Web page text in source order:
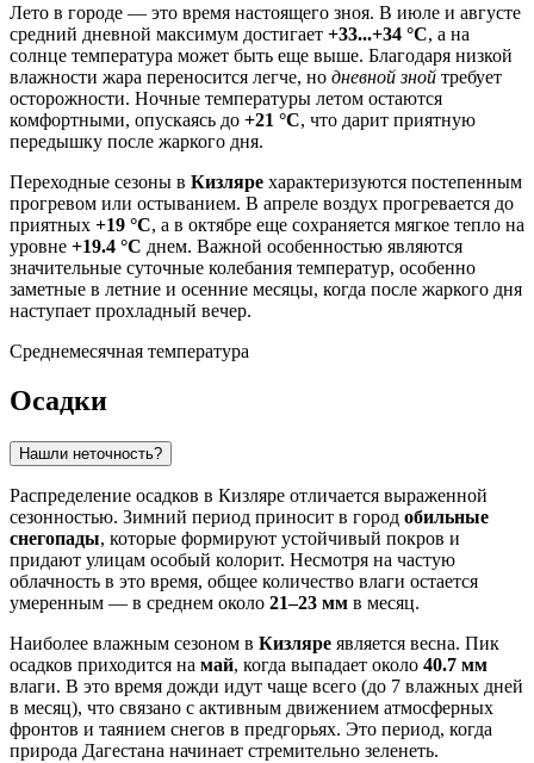
Лето в городе — это время настоящего зноя. В июле и августе
средний дневной максимум достигает +33...+34 °C, а на
солнце температура может быть еще выше. Благодаря низкой
влажности жара переносится легче, но дневной зной требует
осторожности. Ночные температуры летом остаются
комфортными, опускаясь до +21 °C, что дарит приятную
передышку после жаркого дня.
Переходные сезоны в Кизляре характеризуются постепенным
прогревом или остыванием. В апреле воздух прогревается до
приятных +19 °C, а в октябре еще сохраняется мягкое тепло на
уровне +19.4 °C днем. Важной особенностью являются
значительные суточные колебания температур, особенно
заметные в летние и осенние месяцы, когда после жаркого дня
наступает прохладный вечер.
Среднемесячная температура
Осадки
Нашли неточность?
Распределение осадков в Кизляре отличается выраженной
сезонностью. Зимний период приносит в город обильные
снегопады, которые формируют устойчивый покров и
придают улицам особый колорит. Несмотря на частую
облачность в это время, общее количество влаги остается
умеренным — в среднем около 21–23 мм в месяц.
Наиболее влажным сезоном в Кизляре является весна. Пик
осадков приходится на май, когда выпадает около 40.7 мм
влаги. В это время дожди идут чаще всего (до 7 влажных дней
в месяц), что связано с активным движением атмосферных
фронтов и таянием снегов в предгорьях. Это период, когда
природа Дагестана начинает стремительно зеленеть.